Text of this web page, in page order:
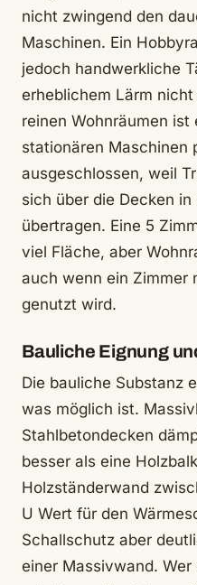
nicht zwingend den
Maschinen. Ein
jedoch handwerkliche
erheblichem Lärm
reinen Wohnräumen
stationären Maschinen
ausgeschlossen, weil
sich über die Decken
übertragen. Eine 5
viel Fläche, aber
auch wenn ein Zimmer
genutzt wird.
Bauliche Eignung
Die bauliche Substanz
was möglich ist.
Stahlbetondecken
besser als eine
Holzständerwand
U Wert für den
Schallschutz aber
einer Massivwand.